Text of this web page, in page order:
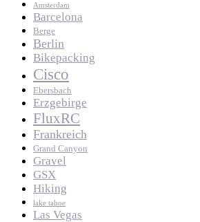
Amsterdam
Barcelona
Berge
Berlin
Bikepacking
Cisco
Ebersbach
Erzgebirge
FluxRC
Frankreich
Grand Canyon
Gravel
GSX
Hiking
lake tahoe
Las Vegas